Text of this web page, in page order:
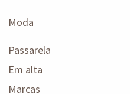
Moda
Passarela
Em alta
Marcas